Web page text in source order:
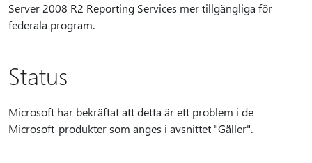
Server 2008 R2 Reporting Services mer tillgängliga för
federala program.
Status
Microsoft har bekräftat att detta är ett problem i de
Microsoft-produkter som anges i avsnittet "Gäller".